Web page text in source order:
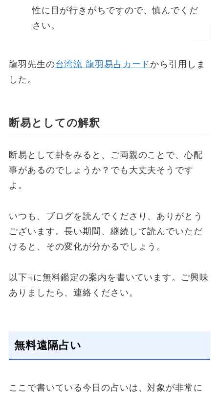
性に目が行きがちですので、慎んでくだ
さい。
龍羽先生の台湾流 龍羽易占カードから引用しま
した。
断易としての解釈
断易として卦をみると、ご両親のことで、心配
事があるのでしょうか？でも大丈夫そうです
よ。
いつも、ブログを読んでくださり、ありがとう
ございます。長い期間、継続して読んでいただ
けると、その変化が分かるでしょう。
以下☟に無料鑑定の案内を書いています。ご興味
ありましたら、連絡ください。
無料遠隔占い
ここで書いている今日の占いは、対象が非常に